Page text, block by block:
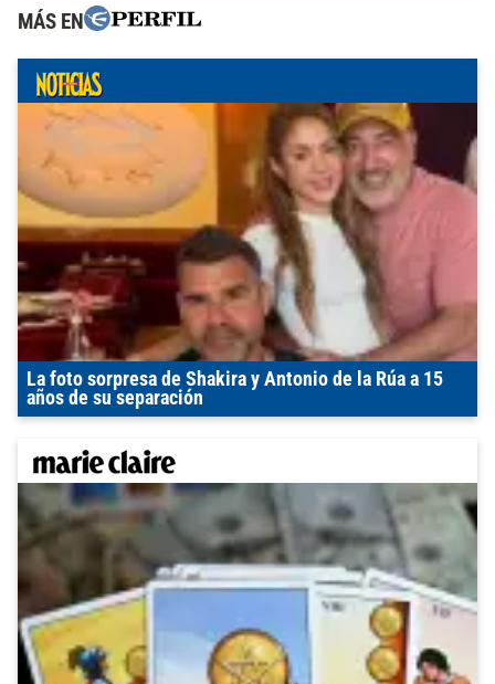
MÁS EN
La foto sorpresa de Shakira y Antonio de la Rúa a 15
años de su separación